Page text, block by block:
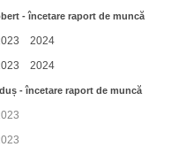
- încetare raport de muncă
2024
2024
- încetare raport de muncă